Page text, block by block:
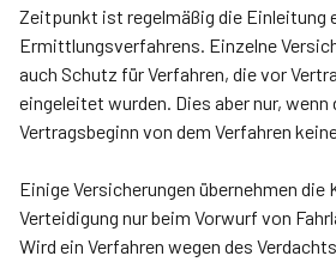
Zeitpunkt ist regelmäßig die Einleitung
Ermittlungsverfahrens. Einzelne
auch Schutz für Verfahren, die vor
eingeleitet wurden. Dies aber nur, wenn
Vertragsbeginn von dem Verfahren
Einige Versicherungen übernehmen die
Verteidigung nur beim Vorwurf von
Wird ein Verfahren wegen des